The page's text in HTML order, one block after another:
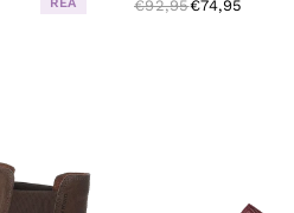
€92,95€74,95